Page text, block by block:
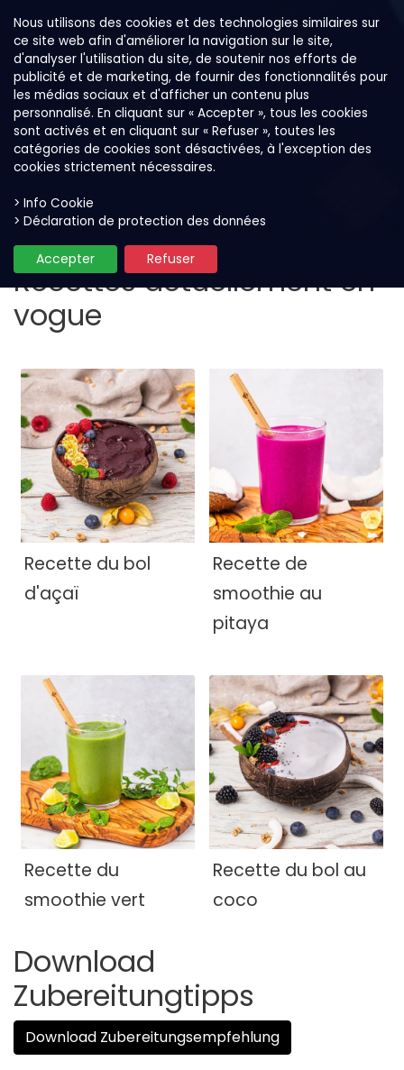
Nous utilisons des cookies et des technologies similaires sur
ce site web afin d'améliorer la navigation sur le site,
d'analyser l'utilisation du site, de soutenir nos efforts de
publicité et de marketing, de fournir des fonctionnalités pour
les médias sociaux et d'afficher un contenu plus
personnalisé. En cliquant sur « Accepter », tous les cookies
sont activés et en cliquant sur « Refuser », toutes les
catégories de cookies sont désactivées, à l'exception des
cookies strictement nécessaires.
> Info Cookie
> Déclaration de protection des données
Refuser
Accepter
Recettes & préparation
Recettes actuellement en
vogue
Recette du bol
d'açaï
Recette de
smoothie au
pitaya
Recette du
smoothie vert
Recette du bol au
coco
Download
Zubereitungtipps
Download Zubereitungsempfehlung